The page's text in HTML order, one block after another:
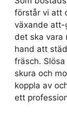
förstår vi att
växande att-
det ska vara
hand att
fräsch.
skura och
koppla av
ett